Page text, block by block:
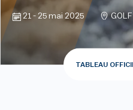
21 - 25 mai 2025
TABLEAU